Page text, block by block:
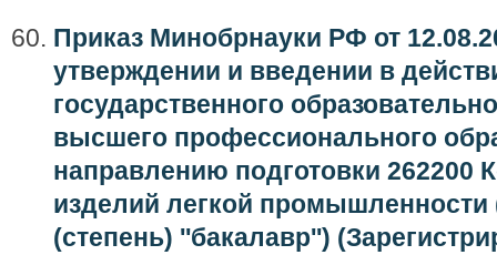
Приказ Минобрнауки РФ от
утверждении и введении в
государственного
высшего профессионального
направлению подготовки 262200
изделий легкой промышленности
(степень) ''бакалавр'')